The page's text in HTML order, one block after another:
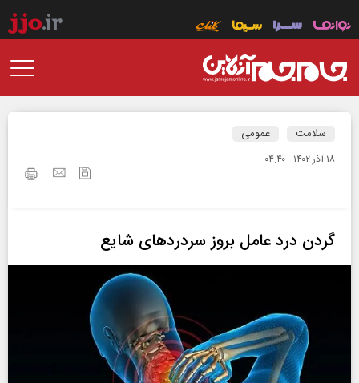
سلامت عمومی
۱۸ آذر ۱۴۰۲ - ۰۴:۴۰
گردن درد عامل بروز سردرد‌های شایع